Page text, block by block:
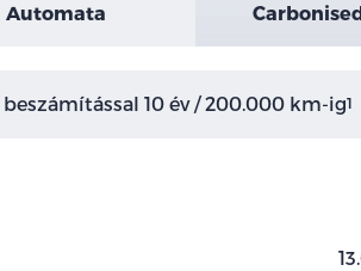
Automata
10 év / 200.000 km-ig1